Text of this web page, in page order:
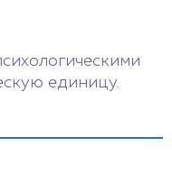
единицу.